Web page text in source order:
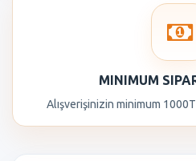
MINIMUM
Alışverişinizin minimum